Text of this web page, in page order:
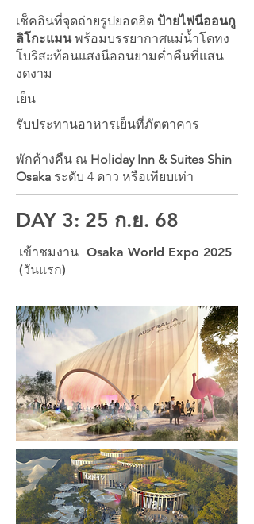
เช็คอินที่จุดถ่ายรูปยอดฮิต ป้ายไฟนีออนกู
ลิโกะแมนพร้อมบรรยากาศแม่น้ำโดทง
โบริสะท้อนแสงนีออนยามค่ำคืนที่แสน
งดงาม
เย็น
รับประทานอาหารเย็นที่ภัตตาคาร
พักค้างคืน ณ Holiday Inn & Suites Shin
Osaka ระดับ 4 ดาว หรือเทียบเท่า
DAY 3: 25 ก.ย. 68
เข้าชมงาน Osaka World Expo 2025
(วันแรก)